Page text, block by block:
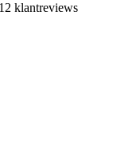
klantreviews